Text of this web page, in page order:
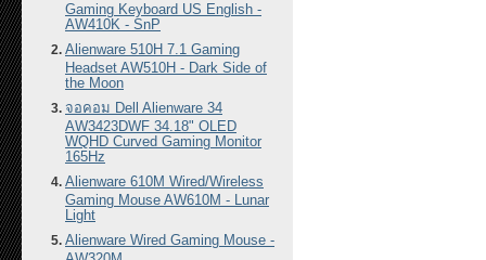
Gaming Keyboard US English -
AW410K - SnP
Alienware 510H 7.1 Gaming
Headset AW510H - Dark Side of
the Moon
จอคอม Dell Alienware 34
AW3423DWF 34.18" OLED
WQHD Curved Gaming Monitor
165Hz
Alienware 610M Wired/Wireless
Gaming Mouse AW610M - Lunar
Light
Alienware Wired Gaming Mouse -